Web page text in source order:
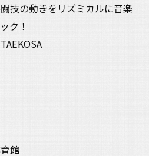
技の動きをリズミカルに音楽
ク！
館